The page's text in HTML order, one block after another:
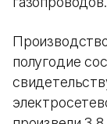
полугодие